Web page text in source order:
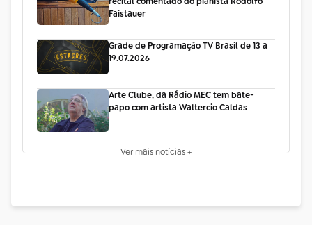
Faistauer
Grade de Programação TV Brasil de 13 a
19.07.2026
Arte Clube, da Rádio MEC tem bate-
papo com artista Waltercio Caldas
Ver mais notícias +